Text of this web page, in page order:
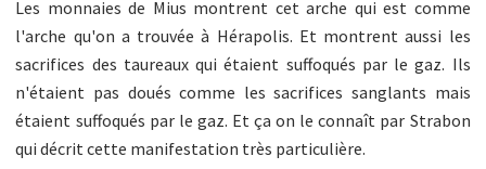
Les monnaies de Mius montrent cet arche qui est comme
l'arche qu'on a trouvée à Hérapolis. Et montrent aussi les
sacrifices des taureaux qui étaient suffoqués par le gaz. Ils
n'étaient pas doués comme les sacrifices sanglants mais
étaient suffoqués par le gaz. Et ça on le connaît par Strabon
qui décrit cette manifestation très particulière.